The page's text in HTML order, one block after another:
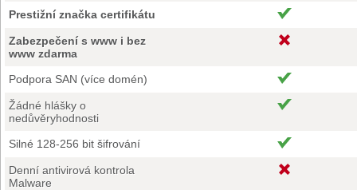
Prestižní značka certifikátu
Zabezpečení s www i bez
www zdarma
Podpora SAN (více domén)
Žádné hlášky o
nedůvěryhodnosti
Silné 128-256 bit šifrování
Denní antivirová kontrola
Malware